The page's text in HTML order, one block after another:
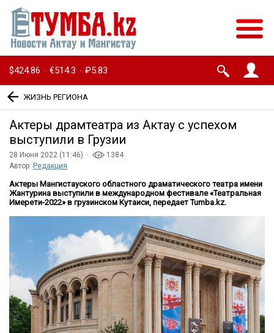
$424.86 · €514.3 · ₽5.83
ЖИЗНЬ РЕГИОНА
Актеры драмтеатра из Актау с успехом
выступили в Грузии
28 Июня 2022 (11:46) ·
1384
Автор: Редакция
Актеры Мангистауского областного драматического театра имени
Жантурина выступили в международном фестивале «Театральная
Имерети-2022» в грузинском Кутаиси, передает Tumba.kz.